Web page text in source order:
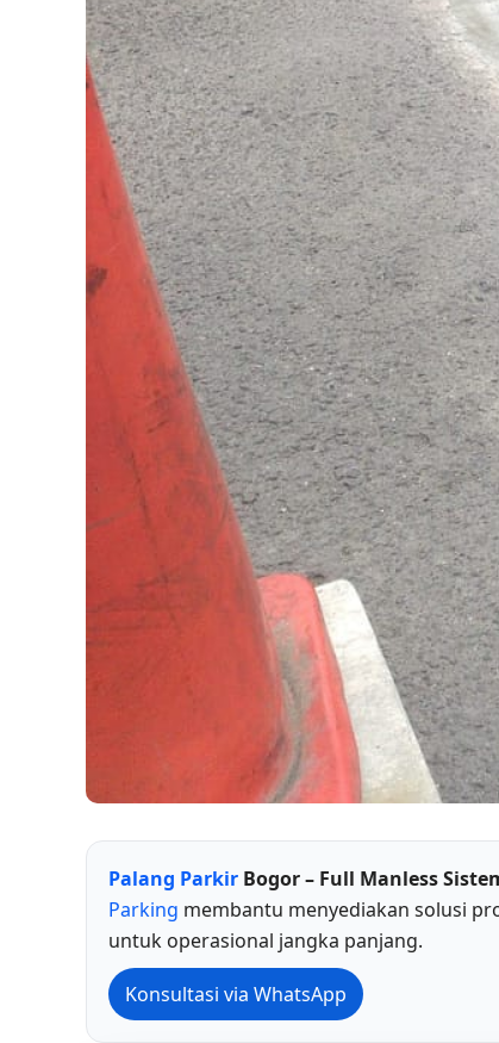
Palang Parkir Bogor – Full Manless
Parking membantu menyediakan solusi
untuk operasional jangka panjang.
Konsultasi via WhatsApp